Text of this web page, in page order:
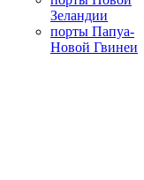
Зеландии
порты Папуа-
Новой Гвинеи